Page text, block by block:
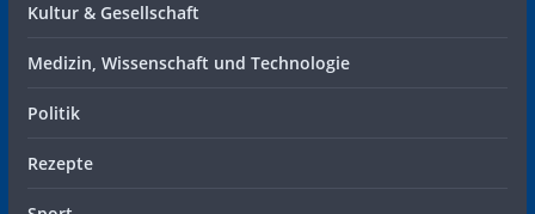
Kultur & Gesellschaft
Medizin, Wissenschaft und Technologie
Politik
Rezepte